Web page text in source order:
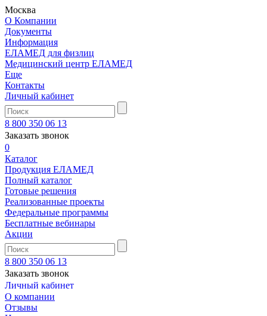
Москва
О Компании
Документы
Информация
ЕЛАМЕД для физлиц
Медицинский центр ЕЛАМЕД
Еще
Контакты
Личный кабинет
8 800 350 06 13
Заказать звонок
0
Каталог
Продукция ЕЛАМЕД
Полный каталог
Готовые решения
Реализованные проекты
Федеральные программы
Бесплатные вебинары
Акции
8 800 350 06 13
Заказать звонок
Личный кабинет
О компании
Отзывы